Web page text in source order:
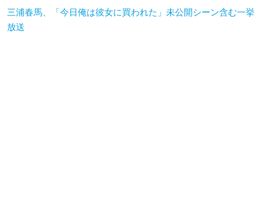
三浦春馬、「今日俺は彼女に買われた」未公開シーン含む一挙
放送